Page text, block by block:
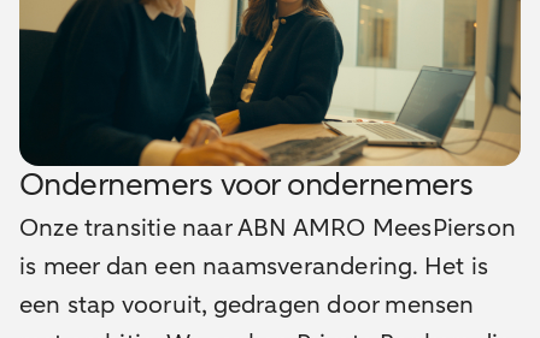
Ondernemers voor ondernemers
Onze transitie naar ABN AMRO MeesPierson
is meer dan een naamsverandering. Het is
een stap vooruit, gedragen door mensen